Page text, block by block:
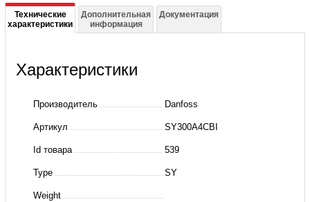
Подробная
информация
SY300A4CBI
SY300A4CBB
Технические
характеристики
Дополнительная
информация
Документация
Характеристики
Производитель Danfoss
Артикул SY300A4CBI
Id товара 539
Type SY
Weight